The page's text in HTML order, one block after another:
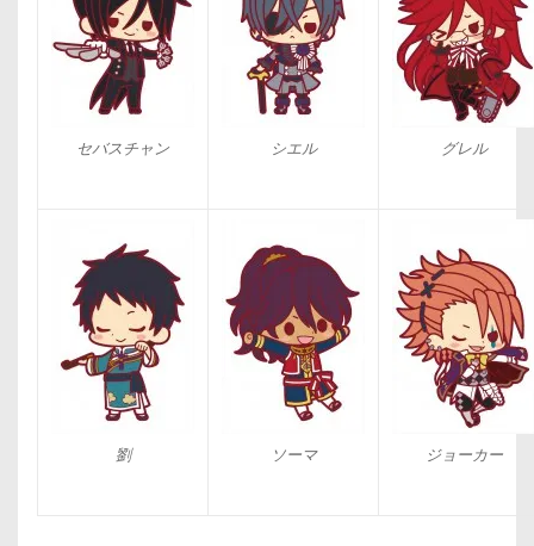
セバスチャン シエル グレル
劉 ソーマ ジョーカー